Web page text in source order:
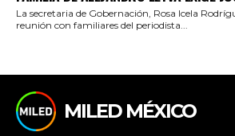
La secretaria de Gobernación, Rosa Icela
reunión con familiares del periodista...
MILED MÉXICO